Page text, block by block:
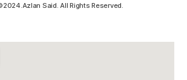
Said. All Rights Reserved.